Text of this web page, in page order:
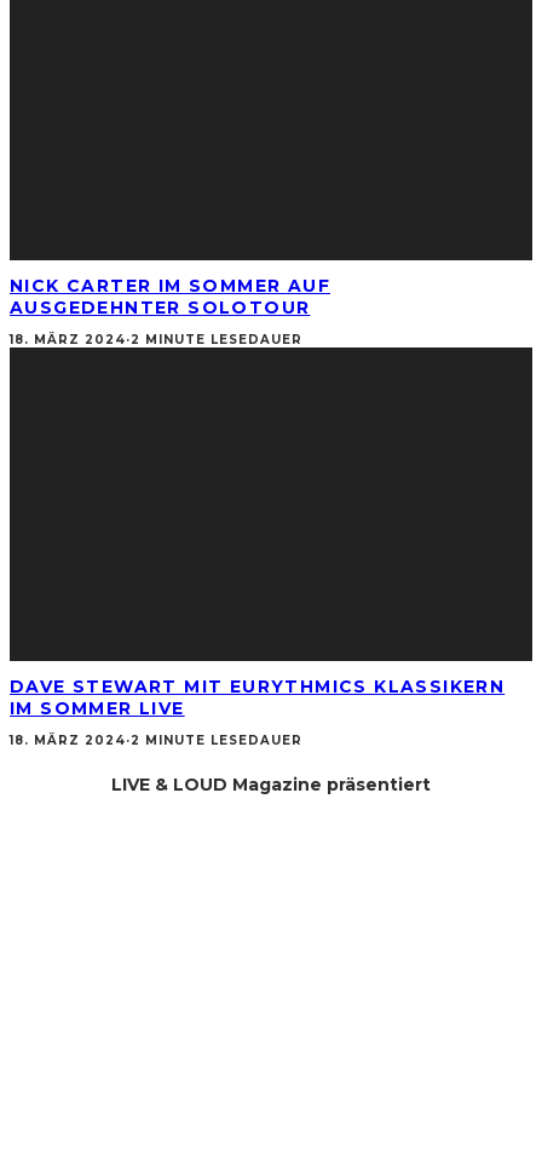
NICK CARTER IM SOMMER AUF
AUSGEDEHNTER SOLOTOUR
18. MÄRZ 2024·2 MINUTE LESEDAUER
DAVE STEWART MIT EURYTHMICS KLASSIKERN
IM SOMMER LIVE
18. MÄRZ 2024·2 MINUTE LESEDAUER
LIVE & LOUD Magazine präsentiert